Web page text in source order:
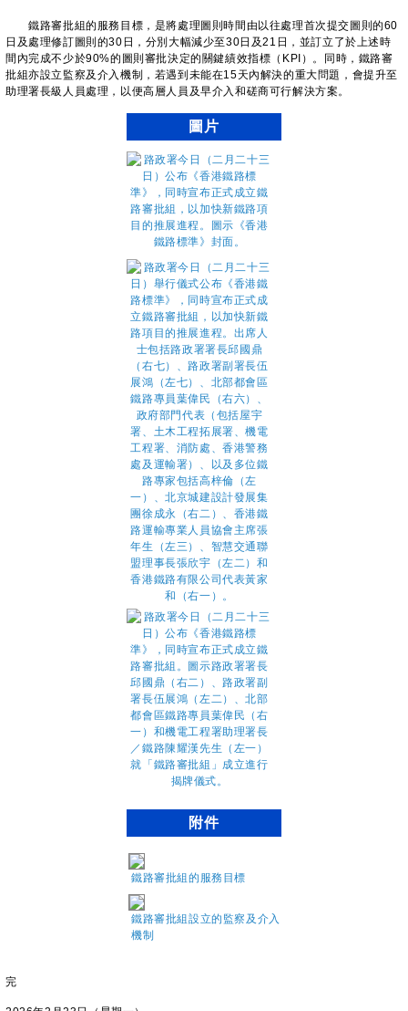
鐵路審批組的服務目標，是將處理圖則時間由以往處理首次提交圖則的60
日及處理修訂圖則的30日，分別大幅減少至30日及21日，並訂立了於上述時
間內完成不少於90%的圖則審批決定的關鍵績效指標（KPI）。同時，鐵路審
批組亦設立監察及介入機制，若遇到未能在15天內解決的重大問題，會提升至
助理署長級人員處理，以便高層人員及早介入和磋商可行解決方案。
圖片
附件
鐵路審批組的服務目標
鐵路審批組設立的監察及介入
機制
完